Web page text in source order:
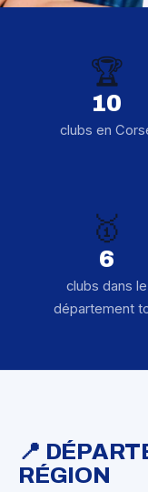
🏆
10
clubs en
🥇
6
clubs dans le
département
📍
RÉGION